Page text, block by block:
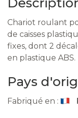
Chariot roulant
de caisses
fixes, dont 2
en plastique ABS.
Pays
Fabriqué en :